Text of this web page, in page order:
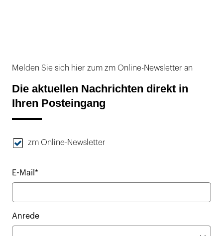
Melden Sie sich hier zum zm Online-Newsletter an
Die aktuellen Nachrichten direkt in
Ihren Posteingang
zm Online-Newsletter
E-Mail*
Anrede